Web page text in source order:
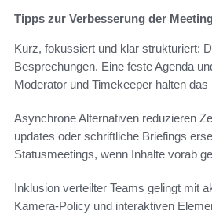
Tipps zur Verbesserung der
Kurz, fokussiert und klar strukturiert:
Besprechungen. Eine feste Agenda
Moderator und Timekeeper halten
Asynchrone Alternativen reduzieren
updates oder schriftliche Briefings
Statusmeetings, wenn Inhalte vorab
Inklusion verteilter Teams gelingt mit
Kamera-Policy und interaktiven